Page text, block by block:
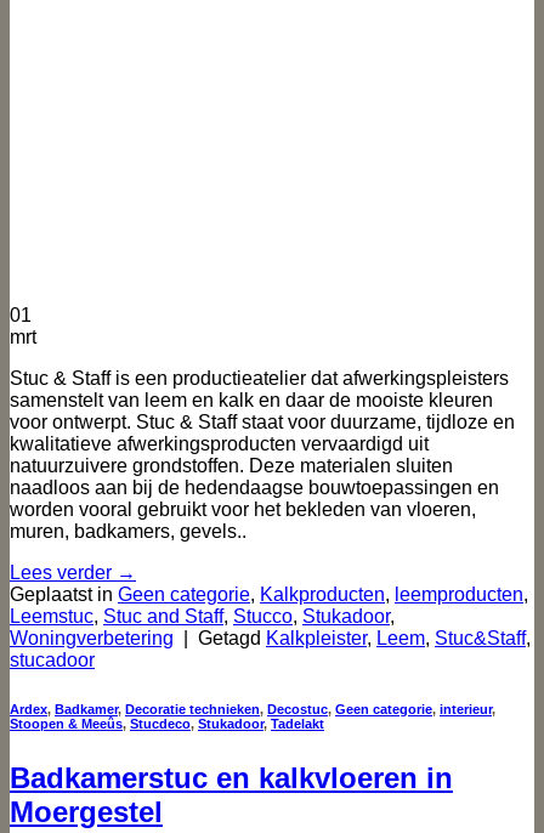
01
mrt
Stuc & Staff is een productieatelier dat afwerkingspleisters
samenstelt van leem en kalk en daar de mooiste kleuren
voor ontwerpt. Stuc & Staff staat voor duurzame, tijdloze en
kwalitatieve afwerkingsproducten vervaardigd uit
natuurzuivere grondstoffen. Deze materialen sluiten
naadloos aan bij de hedendaagse bouwtoepassingen en
worden vooral gebruikt voor het bekleden van vloeren,
muren, badkamers, gevels..
Lees verder →
Geplaatst in Geen categorie, Kalkproducten, leemproducten,
Leemstuc, Stuc and Staff, Stucco, Stukadoor,
Woningverbetering
Getagd Kalkpleister, Leem, Stuc&Staff,
stucadoor
Ardex, Badkamer, Decoratie technieken, Decostuc, Geen categorie, interieur,
Stoopen & Meeûs, Stucdeco, Stukadoor, Tadelakt
Badkamerstuc en kalkvloeren in
Moergestel